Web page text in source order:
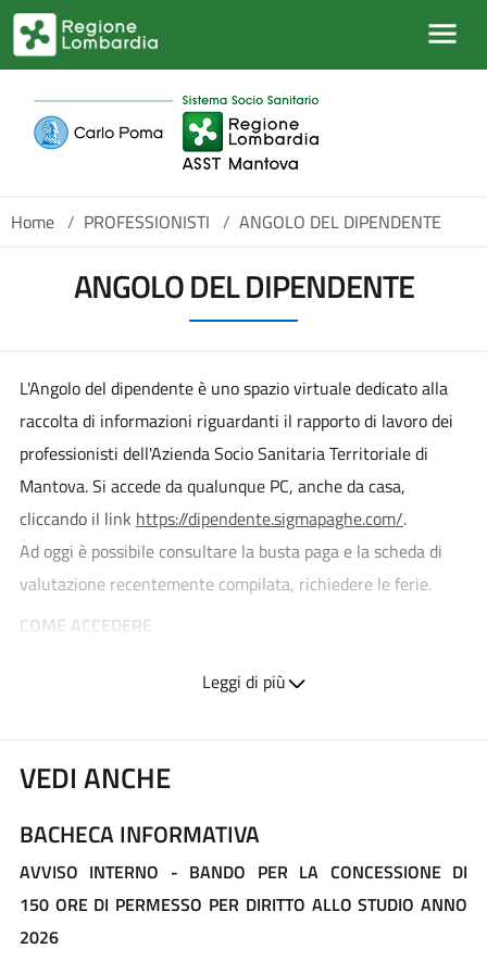
Salta al contenuto principale
Home / PROFESSIONISTI / ANGOLO DEL DIPENDENTE
ANGOLO DEL DIPENDENTE
L'Angolo del dipendente è uno spazio virtuale dedicato alla
raccolta di informazioni riguardanti il rapporto di lavoro dei
professionisti dell'Azienda Socio Sanitaria Territoriale di
Mantova. Si accede da qualunque PC, anche da casa,
cliccando il link https://dipendente.sigmapaghe.com/.
Ad oggi è possibile consultare la busta paga e la scheda di
valutazione recentemente compilata, richiedere le ferie.
COME ACCEDERE
2) Compilare, nella finestra di dialogo i seguenti campi:
CENTRO della busta paga del mese di febbraio; le lettere
vanno digitate in maiuscolo; l'eventuale carattere 0 è da
- il codice ente, che è per tutti il numero 65.
GESTIONE DELLA PASSWORD
Leggi di più
VEDI ANCHE
BACHECA INFORMATIVA
AVVISO INTERNO - BANDO PER LA CONCESSIONE DI
150 ORE DI PERMESSO PER DIRITTO ALLO STUDIO ANNO
2026